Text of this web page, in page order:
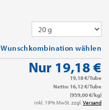
Wunschkombination wählen
Nur 19,18 €
19,18 €/Tube
Netto: 16,12 €/Tube
(959,00 €/kg)
inkl. 19% MwSt. zzgl.Versand